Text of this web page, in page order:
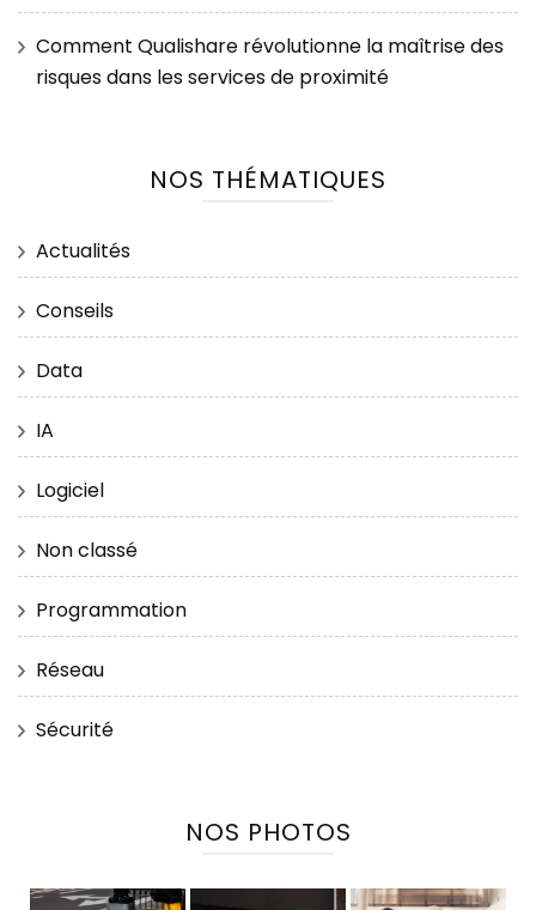
Comment Qualishare révolutionne la maîtrise des
risques dans les services de proximité
NOS THÉMATIQUES
Actualités
Conseils
Data
IA
Logiciel
Non classé
Programmation
Réseau
Sécurité
NOS PHOTOS